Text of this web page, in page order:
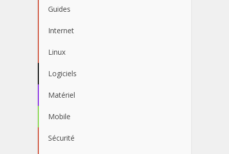
Guides
Internet
Linux
Logiciels
Matériel
Mobile
Sécurité